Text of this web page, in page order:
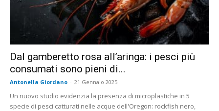
Dal gamberetto rosa all’aringa: i pesci più
consumati sono pieni di...
Antonella Giordano - 21 Gennaio 2025
Un nuovo studio evidenzia la presenza di microplastiche in 5
specie di pesci catturati nelle acque dell'Oregon: rockfish nero,